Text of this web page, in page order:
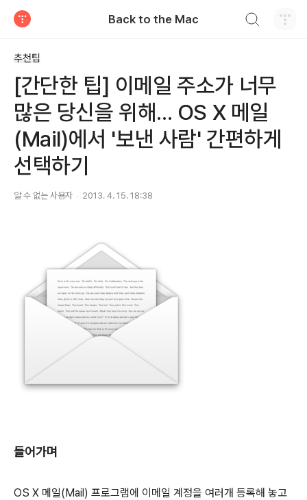
Back to the Mac
추천팁
[간단한 팁] 이메일 주소가 너무
많은 당신을 위해... OS X 메일
(Mail)에서 '보낸 사람' 간편하게
선택하기
알 수 없는 사용자 2013. 4. 15. 18:38
들어가며
OS X 메일(Mail) 프로그램에 이메일 계정을 여러개 등록해 놓고